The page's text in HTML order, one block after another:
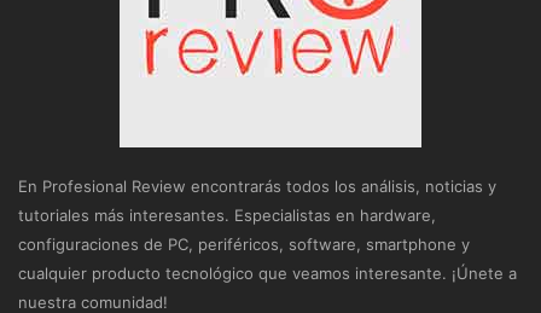
En Profesional Review encontrarás todos los análisis, noticias y
tutoriales más interesantes. Especialistas en hardware,
configuraciones de PC, periféricos, software, smartphone y
cualquier producto tecnológico que veamos interesante. ¡Únete a
nuestra comunidad!